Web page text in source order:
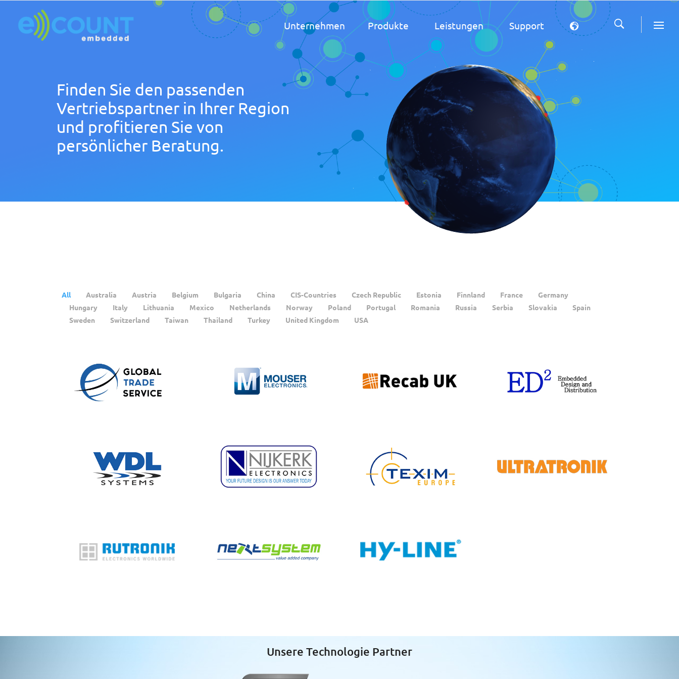
Unternehmen Produkte Leistungen Support
Finden Sie den passenden
Vertriebspartner in Ihrer Region
und profitieren Sie von
persönlicher Beratung.
All Australia Austria Belgium Bulgaria China CIS-Countries Czech Republic Estonia Finnland France
Germany
Hungary
Italy Lithuania Mexico Netherlands Norway Poland Portugal Romania Russia Serbia Slovakia
Spain
Sweden
Switzerland Taiwan Thailand Turkey United Kingdom USA
Unsere Technologie Partner